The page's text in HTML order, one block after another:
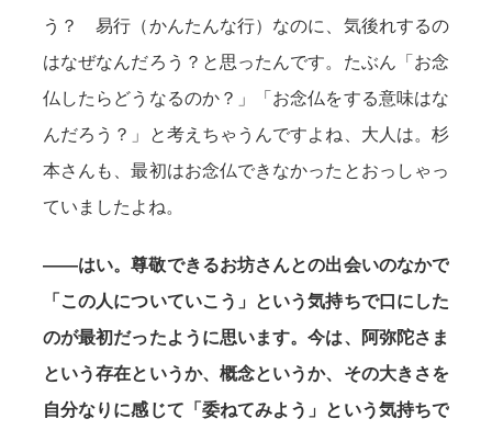
う？ 易行（かんたんな行）なのに、気後れするの
はなぜなんだろう？と思ったんです。たぶん「お念
仏したらどうなるのか？」「お念仏をする意味はな
んだろう？」と考えちゃうんですよね、大人は。杉
本さんも、最初はお念仏できなかったとおっしゃっ
ていましたよね。
——はい。尊敬できるお坊さんとの出会いのなかで
「この人についていこう」という気持ちで口にした
のが最初だったように思います。今は、阿弥陀さま
という存在というか、概念というか、その大きさを
自分なりに感じて「委ねてみよう」という気持ちで